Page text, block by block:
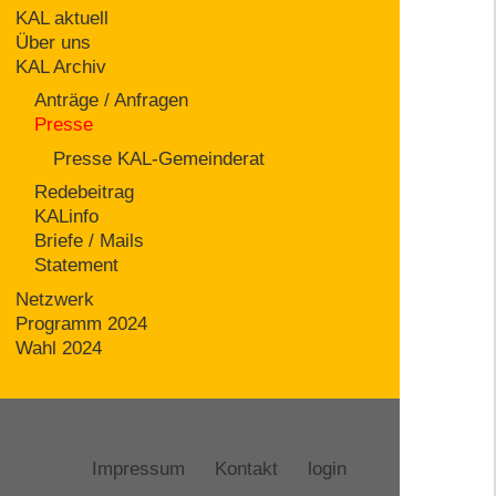
KAL aktuell
Über uns
KAL Archiv
Anträge / Anfragen
Presse
Presse KAL-Gemeinderat
Redebeitrag
KALinfo
Briefe / Mails
Statement
Netzwerk
Programm 2024
Wahl 2024
Impressum Kontakt login